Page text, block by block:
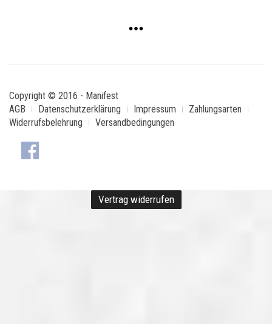
Copyright © 2016 - Manifest
AGB
Datenschutzerklärung Impressum
Zahlungsarten
Widerrufsbelehrung
Versandbedingungen
Vertrag widerrufen